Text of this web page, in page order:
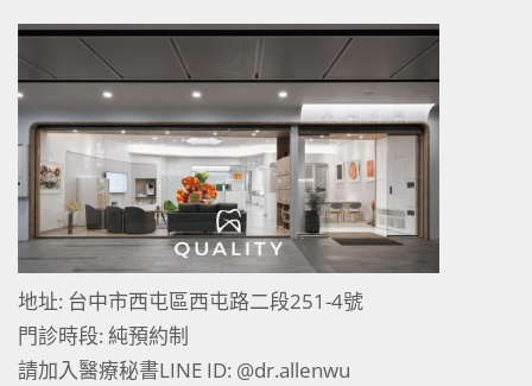
地址: 台中市西屯區西屯路二段251-4號
門診時段: 純預約制
請加入醫療秘書LINE ID: @dr.allenwu